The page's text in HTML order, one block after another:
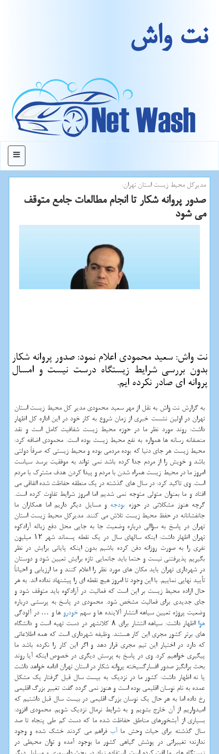
نت واش
منو
مدیركل محیط زیست استان تهران:
صدور پروانه شكار تا انجام مطالعات جامع متوقف
می شود
نت واش: سعید محمودی اعلام نمود: صدور پروانه شكار
بدون بررسی شرایط زیستگاه درست نیست و امسال
پروانه ای صادر نكرده ایم.
به گزارش نت واش به نقل از مهر سعید محمودی مدیر كل محیط زیست استان
تهران در اولین نشست خبری از زمان شروع به كار خود در این اداره كل اظهار
داشت: روند مورد نظر ما در حوزه محیط زیست شفافیت كامل است و نقد
منصفانه رسانه ها همواره به نفع محیط زیست بوده است. محمودی اضافه كرد:
محیط زیست هر جای دنیا كه بوده مردمی بوده و محیط زیستی كه صرفاً دولتی
باشد و خویش را از مردم جدا كرده باشد نمی تواند به موفقیت برسد سیاست
امروز ما در محیط زیست همراه شدن با مردم و پیدا كردن هدف مشترك با مردم
است. وی تاكید كرد: در سال های گذشته در یك منطقه حفاظت شده اتفاقی می
افتاد و ما بعنوان متولی متوجه نمی شدیم اما امروز شرایط تفاوت كرده است.
گرچه هنوز مشكلاتی در حوزه بودجه و مسایل دیگر داریم اما همكاران ما
جانفشانانه در حفظ محیط زیست تلاش می كنند. مدیركل محیط زیست استان
تهران در پاسخ به سؤالی درباره وضعیت جا به جایی محل دفع زباله آرادكوه
تهران اظهار داشت: اینكه سالهای سال در یك نقطه پسماند شهر ۱۲ میلیون
نفری را به صورت روزانه دفن كرده باشیم بدون اینكه پایانی برایش در نظر
بگیریم پذیرفتنی نیست و حتما باید جانمایی تازه برایش تعیین شود و دوستان
در شهرداری تهران باید مكان های مورد نظر را اعلام كنند و ما ارزیابی و احیاناً
تأیید نهایی نماییم. با این وجود تا امروز هیچ نقطه ای را پیشنهاد نداده اند. به هر
حال اراده محیط زیست بر این است كه فعالیت در آرادكوه باید متوقف شود و
جای جدیدی برای فعالیت مشخص شود. محمودی در پاسخ به پرسشی درباره
وضعیت پروژه تعیین سیاهه انتشار آلاینده ها و سهمخودرو ها و … در آلودگی
هوا
اظهار داشت: سیاهه انتشار برای ۸ كلانشهر در دست تهیه است و دانشگاه
های برتر كشور مجری این كار هستند. وظیفه شهرداری است كه همه اطلاعاتی
كه دارد در اختیار این تیم مجری قرار دهد و اگر این كار را نكرده باشد ما
پیگیری خواهیم كرد. وی در پاسخ به پرسش دیگری در خصوص اینكه آیا روند
بحث برانگیز صدور افسارگسیخته پروانه شكار در استان تهران ادامه خواهد داشت
یا نه اظهار داشت: كشور ما در نزدیك به بیست سال قبل گرفتار یك مشكل
عمده به نام نوسان اقلیمی بوده است و هنوز نمی گردد گفت تغییر بزرگ اقلیمی
رخ داده اما به هر حال یك نوسان بزرگ اقلیمی در بیست سال قبل داشتیم كه
امیدواریم از آن خارج بشویم و به شرایط نرمال نزدیك شویم. محمودی افزود:
بسیاری از آبشخورهای مناطق حفاظت شده ما كه دست كم طی پنجاه تا صد
سال گذشته برای حیات وحش ما آب فراهم می كردند خشك شده و وجود
ندارند؛ تغییراتی در پوشش گیاهی كشور ما بوجود آمده و توان محیطی در